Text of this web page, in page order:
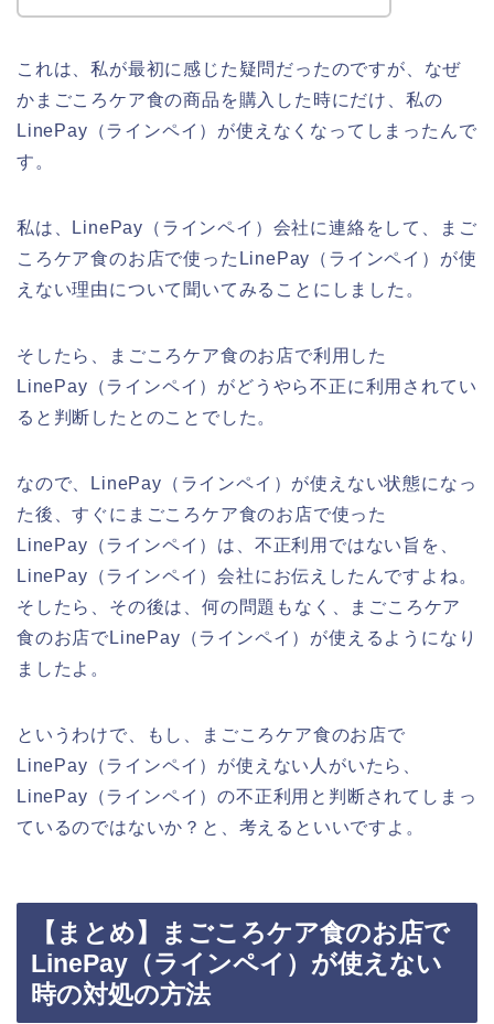
これは、私が最初に感じた疑問だったのですが、なぜ
かまごころケア食の商品を購入した時にだけ、私の
LinePay（ラインペイ）が使えなくなってしまったんで
す。
私は、LinePay（ラインペイ）会社に連絡をして、まご
ころケア食のお店で使ったLinePay（ラインペイ）が使
えない理由について聞いてみることにしました。
そしたら、まごころケア食のお店で利用した
LinePay（ラインペイ）がどうやら不正に利用されてい
ると判断したとのことでした。
なので、LinePay（ラインペイ）が使えない状態になっ
た後、すぐにまごころケア食のお店で使った
LinePay（ラインペイ）は、不正利用ではない旨を、
LinePay（ラインペイ）会社にお伝えしたんですよね。
そしたら、その後は、何の問題もなく、まごころケア
食のお店でLinePay（ラインペイ）が使えるようになり
ましたよ。
というわけで、もし、まごころケア食のお店で
LinePay（ラインペイ）が使えない人がいたら、
LinePay（ラインペイ）の不正利用と判断されてしまっ
ているのではないか？と、考えるといいですよ。
【まとめ】まごころケア食のお店で
LinePay（ラインペイ）が使えない
時の対処の方法